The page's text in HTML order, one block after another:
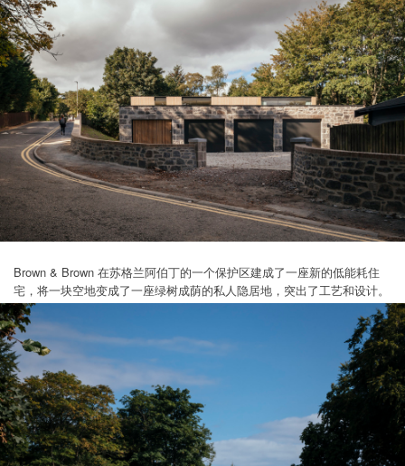
Brown & Brown 在苏格兰阿伯丁的一个保护区建成了一座新的低能耗住
宅，将一块空地变成了一座绿树成荫的私人隐居地，突出了工艺和设计。